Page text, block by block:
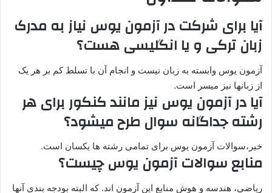
آیا برای شرکت در آزمون یوس نیاز به مدرک
زبان ترکی و یا انگلیسی هست؟
آزمون یوس وابسته به زبان نیست و انجام آن با تسلط کم بر هر یک
از زبانها نیز میسر است.
آیا در آزمون یوس نیز مانند کنکور برای هر
رشته جداگانه سوال طرح میشود؟
خیر،سوالات آزمون یوس برای تمامی رشته ها یکسان است.
منابع سوالات آزمون یوس چیست؟
ریاضی، هندسه و هوش منابع این آزمون اند. که البته بودجه بندی آنها